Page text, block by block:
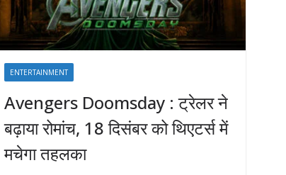
ENTERTAINMENT
Avengers Doomsday : ट्रेलर ने
बढ़ाया रोमांच, 18 दिसंबर को थिएटर्स में
मचेगा तहलका